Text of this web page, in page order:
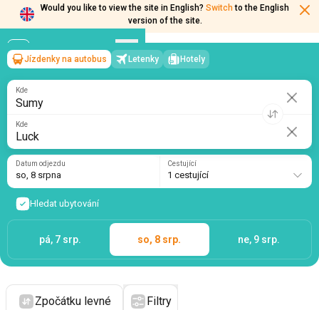
Would you like to view the site in English? Switch to the English
version of the site.
Sumy→Luck
so, 8 srpna/1 cestující
Jízdenky na autobus Letenky Hotely
Kde
Kde
Datum odjezdu
so, 8 srpna
Cestující
1 cestující
Hledat ubytování
pá, 7 srp. so, 8 srp. ne, 9 srp.
Zpočátku levné Filtry